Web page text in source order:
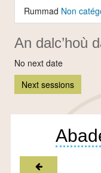
Rummad Non
An dalc’hoù
No next date
Next sessions
Miz a-raok